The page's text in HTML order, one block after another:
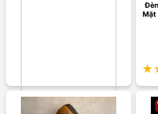
Máy chiếu mini YG-300 Smart
LED Projector Full HD 1080p
Mặt